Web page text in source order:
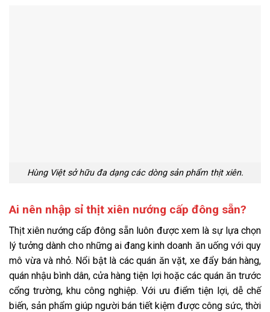
Hùng Việt sở hữu đa dạng các dòng sản phẩm thịt xiên.
Ai nên nhập sỉ thịt xiên nướng cấp đông sẵn?
Thịt xiên nướng cấp đông sẵn luôn được xem là sự lựa chọn
lý tưởng dành cho những ai đang kinh doanh ăn uống với quy
mô vừa và nhỏ. Nổi bật là các quán ăn vặt, xe đẩy bán hàng,
quán nhậu bình dân, cửa hàng tiện lợi hoặc các quán ăn trước
cổng trường, khu công nghiệp. Với ưu điểm tiện lợi, dễ chế
biến, sản phẩm giúp người bán tiết kiệm được công sức, thời